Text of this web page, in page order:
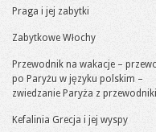
Praga i jej zabytki
Zabytkowe Włochy
Przewodnik na wakacje –
po Paryżu w języku polskim –
zwiedzanie Paryża z
Kefalinia Grecja i jej wyspy